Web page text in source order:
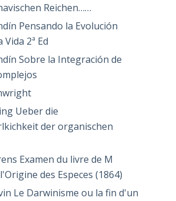
Reichen……
Pensando la Evolución
2ª Ed
Sobre la Integración de
Ueber die
der organischen
Examen du livre de M
des Especes (1864)
Le Darwinisme ou la fin d'un